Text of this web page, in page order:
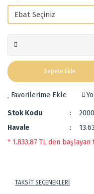
Sepete Ekle
Stok Kodu
Havale
* 1.833,87 TL den
TAKSİT SEÇENEKLERİ